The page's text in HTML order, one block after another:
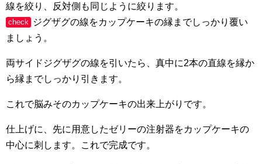
線を絞り、反対側も同じように絞ります。
check
ジグザグの線をカップケーキの縁までしっかり覆い
ましょう。
両サイドジグザグの線を引いたら、真中に2本の直線を縁か
ら縁までしっかり引きます。
これで脳みそのカップケーキの出来上がりです。
仕上げに、先に用意したゼリーの注射器をカップケーキの
中心に刺します。これで完成です。